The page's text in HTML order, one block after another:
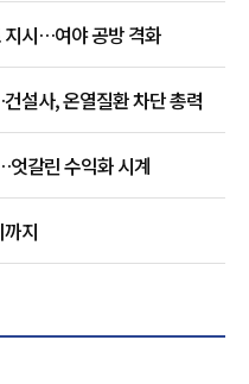
지시…여야 공방 격화
설사, 온열질환 차단 총력
엇갈린 수익화 시계
지